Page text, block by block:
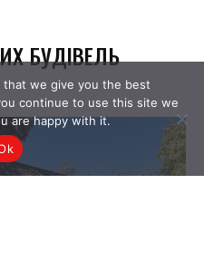
that we give you the best
continue to use this site we
are happy with it.